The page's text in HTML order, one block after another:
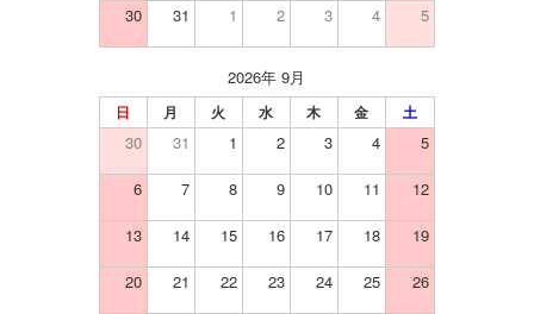
30 31 1 2 3 4 5
2026年 9月
日 月 火 水 木 金 土
30 31 1 2 3 4 5
6 7 8 9 10 11 12
13 14 15 16 17 18 19
20 21 22 23 24 25 26